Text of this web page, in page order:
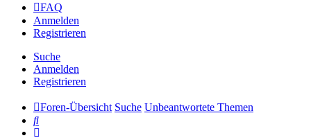
FAQ
Anmelden
Registrieren
Suche
Anmelden
Registrieren
Foren-Übersicht Suche Unbeantwortete Themen
Suche